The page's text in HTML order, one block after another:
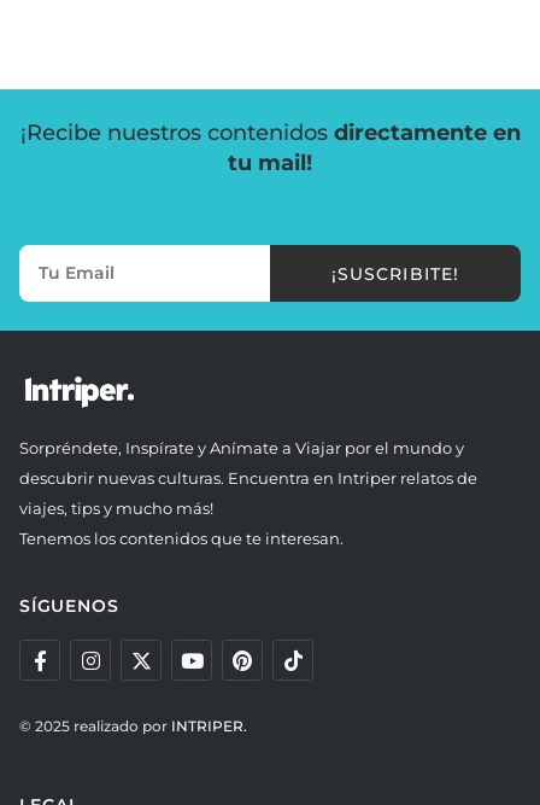
¡Recibe nuestros contenidos directamente en
tu mail!
¡SUSCRIBITE!
Sorpréndete, Inspírate y Anímate a Viajar por el mundo y
descubrir nuevas culturas. Encuentra en Intriper relatos de
viajes, tips y mucho más!
Tenemos los contenidos que te interesan.
SÍGUENOS
© 2025 realizado por INTRIPER.